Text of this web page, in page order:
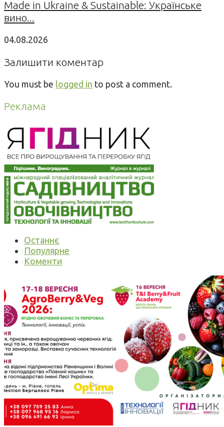
Made in Ukraine & Sustainable: Українське
вино...
04.08.2026
Залишити коментар
You must be logged in to post a comment.
Реклама
Останнє
Популярне
Коменти